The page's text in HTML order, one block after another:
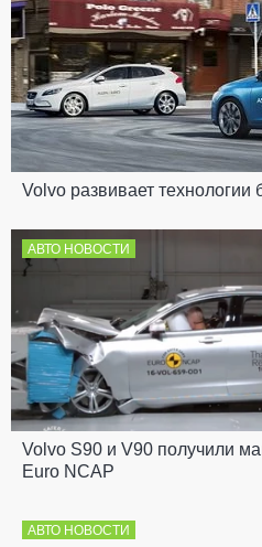
Volvo развивает технологии
АВТО НОВОСТИ
Volvo S90 и V90 получили
Euro NCAP
АВТО НОВОСТИ